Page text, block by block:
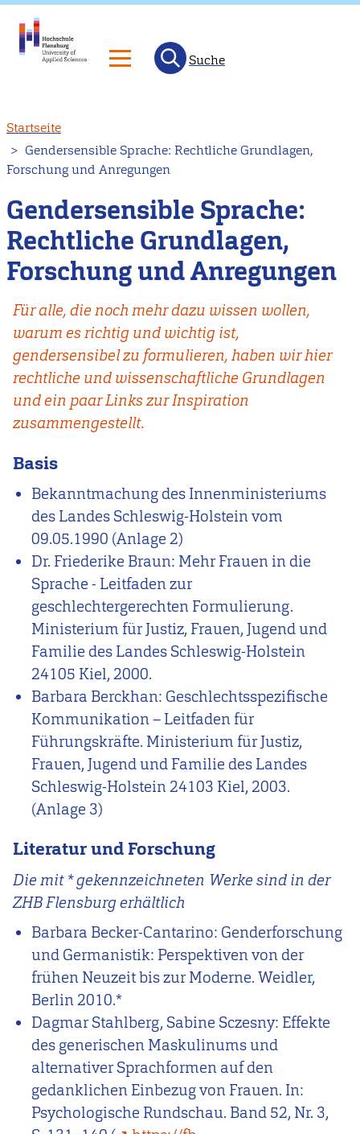
zum
Inhalt
Suche
Startseite
Gendersensible Sprache: Rechtliche Grundlagen,
Forschung und Anregungen
Gendersensible Sprache:
Rechtliche Grundlagen,
Forschung und Anregungen
Für alle, die noch mehr dazu wissen wollen,
warum es richtig und wichtig ist,
gendersensibel zu formulieren, haben wir hier
rechtliche und wissenschaftliche Grundlagen
und ein paar Links zur Inspiration
zusammengestellt.
Basis
Bekanntmachung des Innenministeriums
des Landes Schleswig-Holstein vom
09.05.1990 (Anlage 2)
Dr. Friederike Braun: Mehr Frauen in die
Sprache - Leitfaden zur
geschlechtergerechten Formulierung.
Ministerium für Justiz, Frauen, Jugend und
Familie des Landes Schleswig-Holstein
24105 Kiel, 2000.
Barbara Berckhan: Geschlechtsspezifische
Kommunikation – Leitfaden für
Führungskräfte. Ministerium für Justiz,
Frauen, Jugend und Familie des Landes
Schleswig-Holstein 24103 Kiel, 2003.
(Anlage 3)
Literatur und Forschung
Die mit * gekennzeichneten Werke sind in der
ZHB Flensburg erhältlich
Barbara Becker-Cantarino: Genderforschung
und Germanistik: Perspektiven von der
frühen Neuzeit bis zur Moderne. Weidler,
Berlin 2010.*
Dagmar Stahlberg, Sabine Sczesny: Effekte
des generischen Maskulinums und
alternativer Sprachformen auf den
gedanklichen Einbezug von Frauen. In:
Psychologische Rundschau. Band 52, Nr. 3,